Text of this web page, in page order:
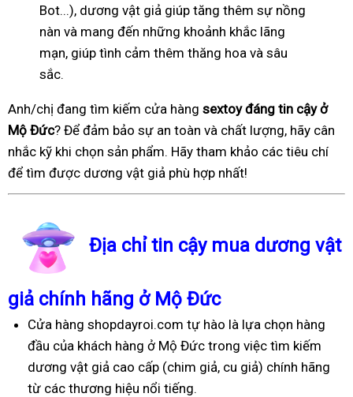
Bot...), dương vật giả giúp tăng thêm sự nồng
nàn và mang đến những khoảnh khắc lãng
mạn, giúp tình cảm thêm thăng hoa và sâu
sắc.
Anh/chị đang tìm kiếm cửa hàng sextoy đáng tin cậy ở
Mộ Đức? Để đảm bảo sự an toàn và chất lượng, hãy cân
nhắc kỹ khi chọn sản phẩm. Hãy tham khảo các tiêu chí
để tìm được dương vật giả phù hợp nhất!
Địa chỉ tin cậy mua dương vật
giả chính hãng ở Mộ Đức
Cửa hàng shopdayroi.com tự hào là lựa chọn hàng
đầu của khách hàng ở Mộ Đức trong việc tìm kiếm
dương vật giả cao cấp (chim giả, cu giả) chính hãng
từ các thương hiệu nổi tiếng.